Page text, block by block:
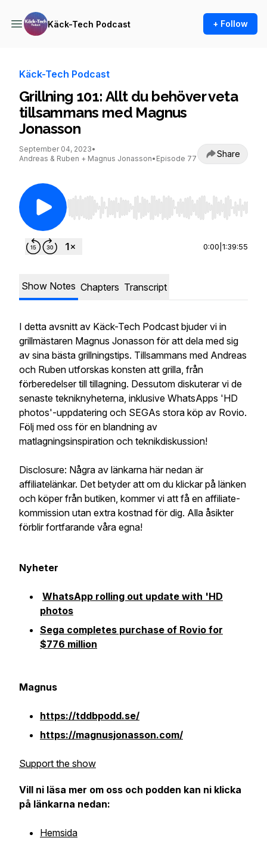
Käck-Tech Podcast + Follow
Käck-Tech Podcast
Grillning 101: Allt du behöver veta
tillsammans med Magnus
Jonasson
September 04, 2023•
Andreas & Ruben + Magnus Jonasson• Episode 77 Share
Use Left/Right to seek, Home/End to jump to
0:00 1:39:55
Show Notes Chapters Transcript
I detta avsnitt av Käck-Tech Podcast bjuder vi in
grillmästaren Magnus Jonasson för att dela med sig
av sina bästa grillningstips. Tillsammans med Andreas
och Ruben utforskas konsten att grilla, från
förberedelser till tillagning. Dessutom diskuterar vi de
senaste tekniknyheterna, inklusive WhatsApps 'HD
photos'-uppdatering och SEGAs stora köp av Rovio.
Följ med oss för en blandning av
matlagningsinspiration och teknikdiskussion!
Disclosure: Några av länkarna här nedan är
affiliatelänkar. Det betyder att om du klickar på länken
och köper från butiken, kommer vi att få en affiliate-
kommission utan extra kostnad för dig. Alla åsikter
förblir fortfarande våra egna!
Nyheter
WhatsApp rolling out update with 'HD
photos
Sega completes purchase of Rovio for
$776 million
Magnus
https://tddbpodd.se/
https://magnusjonasson.com/
Support the show
Vill ni läsa mer om oss och podden kan ni klicka
på länkarna nedan:
Hemsida